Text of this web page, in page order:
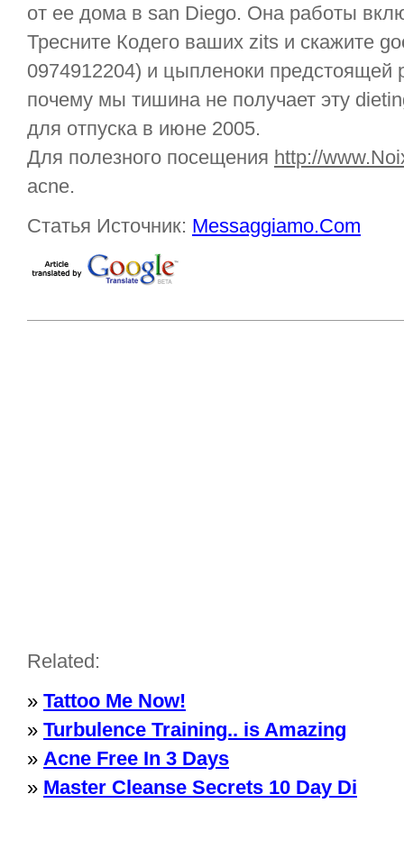
от ее дома в san Diego. Она работы
Тресните Кодего ваших zits и скажите
0974912204) и цыпленоки предстоящей
почему мы тишина не получает эту
для отпуска в июне 2005.
Для полезного посещения http://
acne.
Статья Источник: Messaggiamo.Com
Related:
» Tattoo Me Now!
» Turbulence Training.. is Amazing
» Acne Free In 3 Days
» Master Cleanse Secrets 10 Day Di